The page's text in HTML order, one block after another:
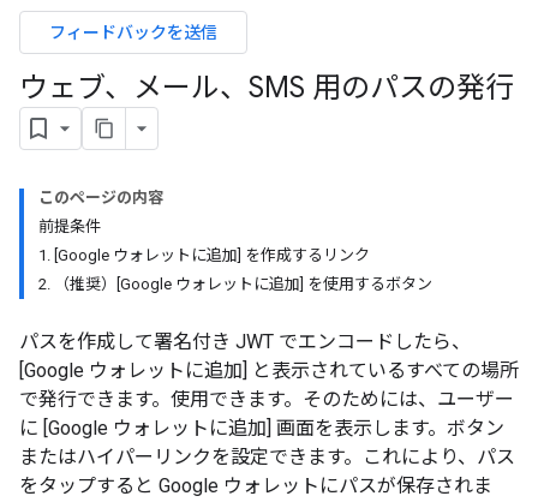
フィードバックを送信
ウェブ、メール、SMS 用のパスの発行
このページの内容
前提条件
1. [Google ウォレットに追加] を作成するリンク
2. （推奨）[Google ウォレットに追加] を使用するボタン
パスを作成して署名付き JWT でエンコードしたら、
[Google ウォレットに追加] と表示されているすべての場所
で発行できます。使用できます。そのためには、ユーザー
に [Google ウォレットに追加] 画面を表示します。ボタン
またはハイパーリンクを設定できます。これにより、パス
をタップすると Google ウォレットにパスが保存されま